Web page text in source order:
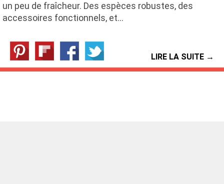
un peu de fraîcheur. Des espèces robustes, des
accessoires fonctionnels, et…
LIRE LA SUITE →